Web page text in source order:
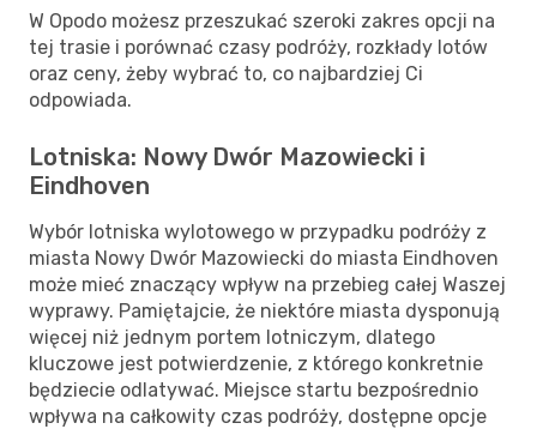
W Opodo możesz przeszukać szeroki zakres opcji na
tej trasie i porównać czasy podróży, rozkłady lotów
oraz ceny, żeby wybrać to, co najbardziej Ci
odpowiada.
Lotniska: Nowy Dwór Mazowiecki i
Eindhoven
Wybór lotniska wylotowego w przypadku podróży z
miasta Nowy Dwór Mazowiecki do miasta Eindhoven
może mieć znaczący wpływ na przebieg całej Waszej
wyprawy. Pamiętajcie, że niektóre miasta dysponują
więcej niż jednym portem lotniczym, dlatego
kluczowe jest potwierdzenie, z którego konkretnie
będziecie odlatywać. Miejsce startu bezpośrednio
wpływa na całkowity czas podróży, dostępne opcje